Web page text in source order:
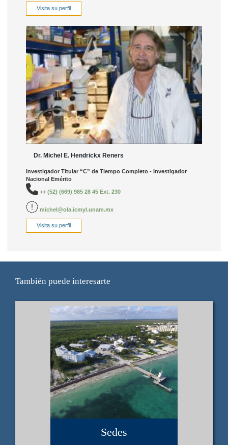
Visita su perfil
Dr. Michel E. Hendrickx Reners
Investigador Titular “C” de Tiempo Completo - Investigador
Nacional Emérito
++ (52) (669) 985 28 45 Ext. 230
michel@ola.icmyl.unam.mx
Visita su perfil
También puede interesarte
Sedes